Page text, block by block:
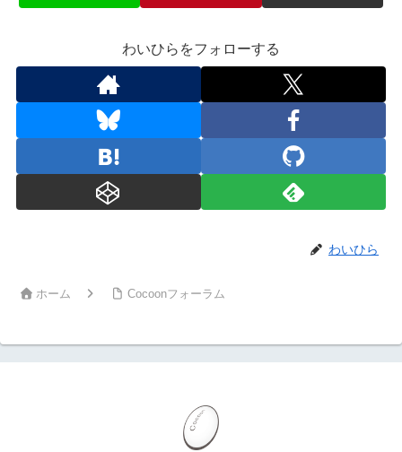
わいひらをフォローする
わいひら
ホーム Cocoonフォーラム